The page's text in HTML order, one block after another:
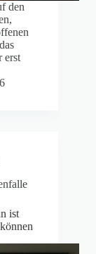
den
erst
ist